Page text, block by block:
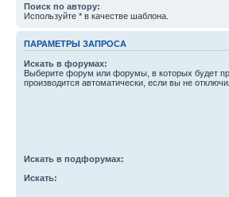
Поиск по автору:
Используйте * в качестве шаблона.
ПАРАМЕТРЫ ЗАПРОСА
Искать в форумах:
Выберите форум или форумы, в которых будет
производится автоматически, если вы не
Искать в подфорумах:
Искать: